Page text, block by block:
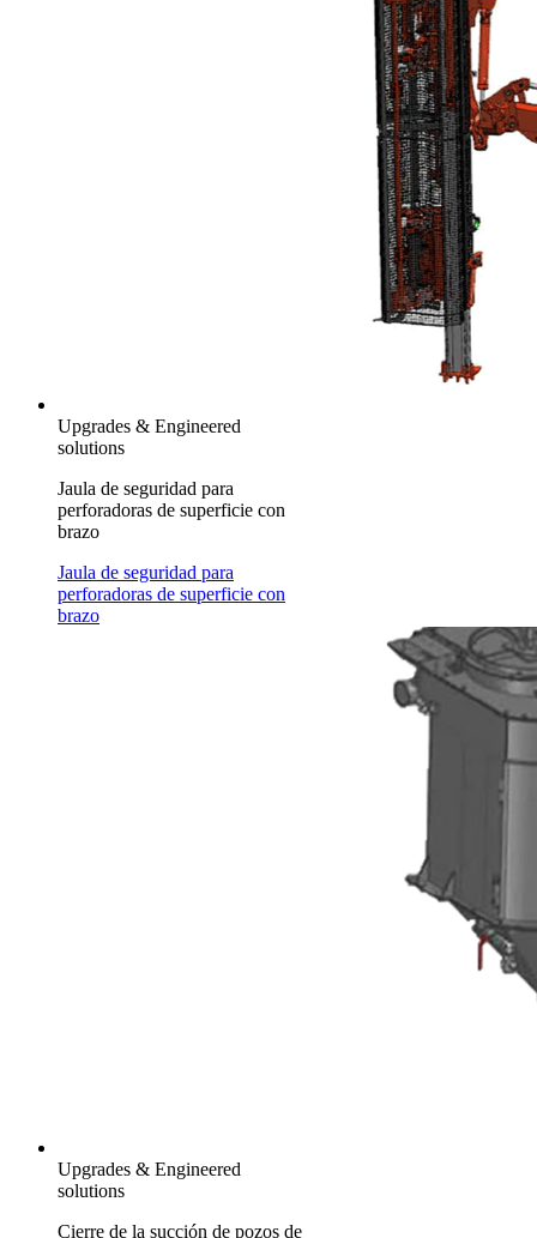
Upgrades & Engineered
solutions
Jaula de seguridad para
perforadoras de superficie con
brazo
Jaula de seguridad para
perforadoras de superficie con
brazo
Upgrades & Engineered
solutions
Cierre de la succión de pozos de